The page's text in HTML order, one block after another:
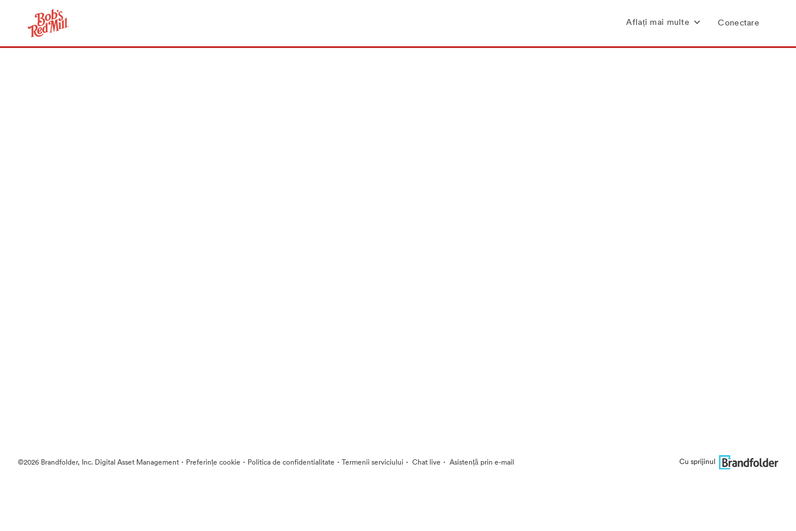
Aflați mai multe Conectare
©2026 Brandfolder, Inc. Digital Asset Management · Preferințe cookie · Politica de confidentialitate · Termenii serviciului · Chat live · Asistență prin e-mail Cu sprijinul